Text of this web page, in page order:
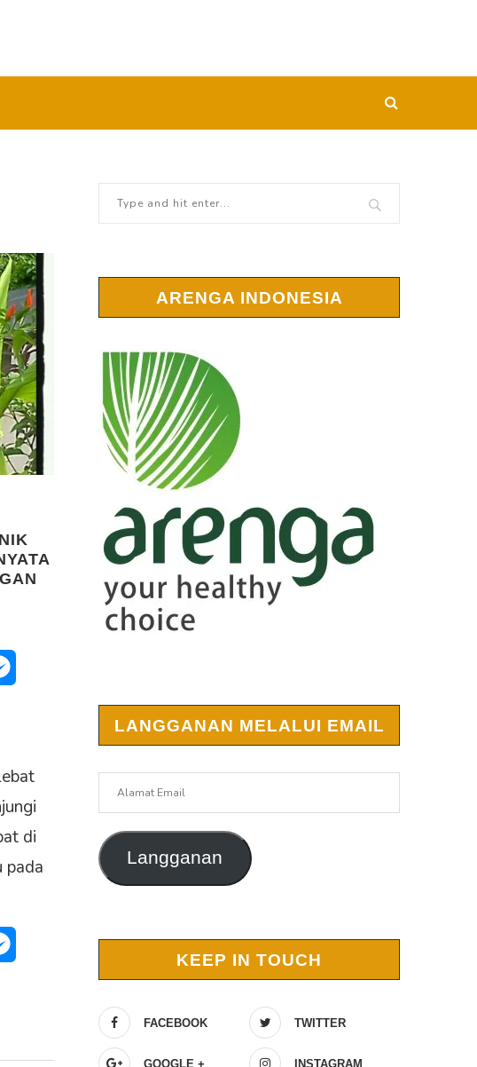
di
pada
ARENGA INDONESIA
LANGGANAN MELALUI EMAIL
Langganan
KEEP IN TOUCH
FACEBOOK TWITTER
GOOGLE + INSTAGRAM